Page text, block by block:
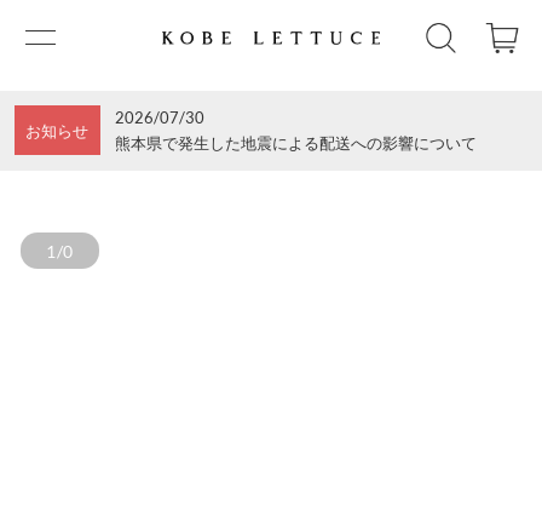
お知らせ
2026/07/30
熊本県で発生した地震による配送への影響について
1/0